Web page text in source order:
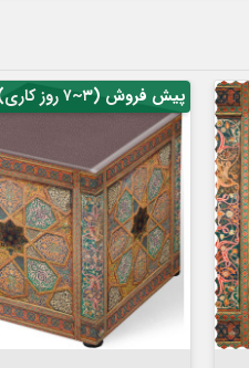
پیش فروش (۳~۷ روز کاری)